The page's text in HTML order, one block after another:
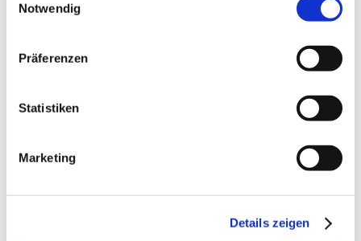
Notwendig
Präferenzen
Statistiken
Marketing
Details zeigen
Anhängelast erhöhen für Nissan Pathfinder R51, Bj. 2004-2013